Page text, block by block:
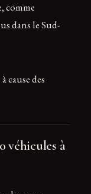
comme
dans le Sud-
véhicules à